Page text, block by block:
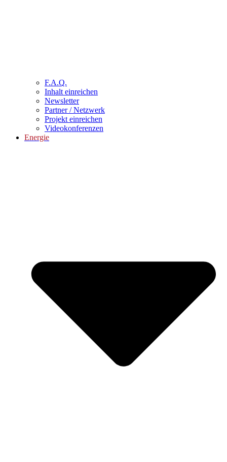
F.A.Q.
Inhalt einreichen
Newsletter
Partner / Netzwerk
Projekt einreichen
Videokonferenzen
Energie